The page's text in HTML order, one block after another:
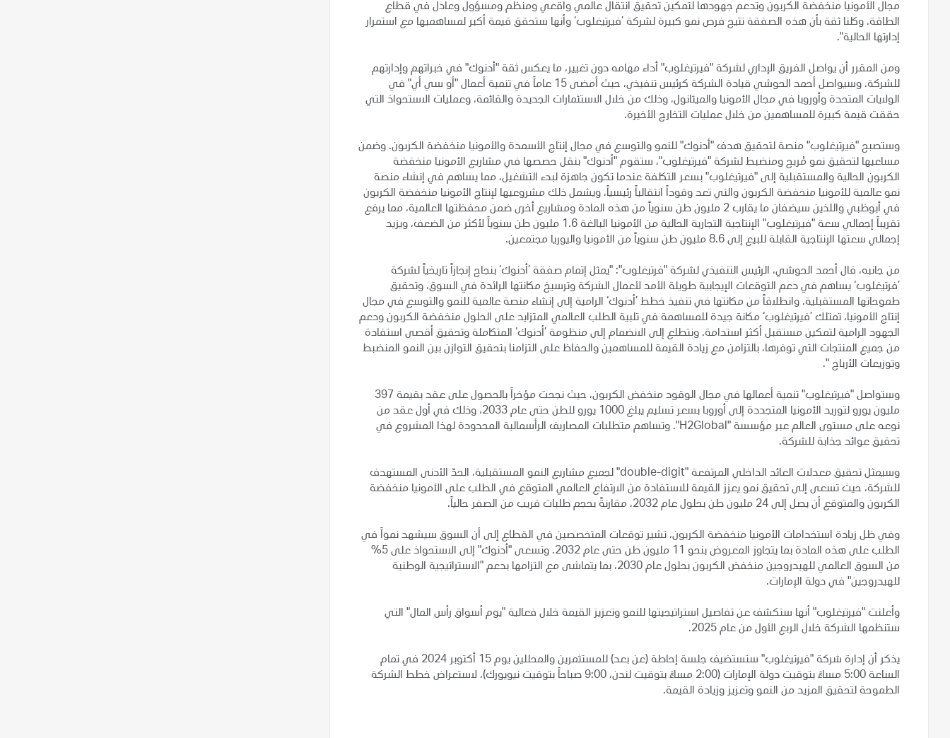
مجال الأمونيا منخفضة الكربون وتدعم جهودها لتمكين تحقيق انتقال عالمي واقعي ومنظم ومسؤول وعادل في قطاع
الطاقة. وكلنا ثقة بأن هذه الصفقة تتيح فرص نمو كبيرة لشركة ’فيرتيغلوب‘ وأنها ستحقق قيمة أكبر لمساهميها مع استمرار
إدارتها الحالية".
ومن المقرر أن يواصل الفريق الإداري لشركة "فيرتيغلوب" أداء مهامه دون تغيير، ما يعكس ثقة "أدنوك" في خبراتهم وإدارتهم
للشركة. وسيواصل أحمد الحوشي قيادة الشركة كرئيس تنفيذي، حيث أمضى 15 عاماً في تنمية أعمال "أو سي أي" في
الولايات المتحدة وأوروبا في مجال الأمونيا والميثانول، وذلك من خلال الاستثمارات الجديدة والقائمة، وعمليات الاستحواذ التي
حققت قيمة كبيرة للمساهمين من خلال عمليات التخارج الأخيرة.
وستصبح "فيرتيغلوب" منصة لتحقيق هدف "أدنوك" للنمو والتوسع في مجال إنتاج الأسمدة والأمونيا منخفضة الكربون. وضمن
مساعيها لتحقيق نمو مُربح ومنضبط لشركة "فيرتيغلوب"، ستقوم "أدنوك" بنقل حصصها في مشاريع الأمونيا منخفضة
الكربون الحالية والمستقبلية إلى "فيرتيغلوب" بسعر التكلفة عندما تكون جاهزة لبدء التشغيل، مما يساهم في إنشاء منصة
نمو عالمية للأمونيا منخفضة الكربون والتي تعد وقوداً انتقالياً رئيسياً، ويشمل ذلك مشروعيها لإنتاج الأمونيا منخفضة الكربون
في أبوظبي واللذين سيضفان ما يقارب 2 مليون طن سنوياً من هذه المادة ومشاريع أخرى ضمن محفظتها العالمية، مما يرفع
تقريباً إجمالي سعة "فيرتيغلوب" الإنتاجية التجارية الحالية من الأمونيا البالغة 1.6 مليون طن سنوياً لأكثر من الضعف، ويزيد
إجمالي سعتها الإنتاجية القابلة للبيع إلى 8.6 مليون طن سنوياً من الأمونيا واليوريا مجتمعين.
من جانبه، قال أحمد الحوشي، الرئيس التنفيذي لشركة "فرتيغلوب": "يمثل إتمام صفقة ’أدنوك‘ بنجاح إنجازاً تاريخياً لشركة
’فرتيغلوب‘ يساهم في دعم التوقعات الإيجابية طويلة الأمد لأعمال الشركة وترسيخ مكانتها الرائدة في السوق، وتحقيق
طموحاتها المستقبلية. وانطلاقاً من مكانتها في تنفيذ خطط ’أدنوك‘ الرامية إلى إنشاء منصة عالمية للنمو والتوسع في مجال
إنتاج الأمونيا، تمتلك ’فيرتيغلوب‘ مكانة جيدة للمساهمة في تلبية الطلب العالمي المتزايد على الحلول منخفضة الكربون ودعم
الجهود الرامية لتمكين مستقبل أكثر استدامة. ونتطلع إلى الانضمام إلى منظومة ’أدنوك‘ المتكاملة وتحقيق أقصى استفادة
من جميع المنتجات التي توفرها، بالتزامن مع زيادة القيمة للمساهمين والحفاظ على التزامنا بتحقيق التوازن بين النمو المنضبط
وتوزيعات الأرباح ".
وستواصل "فيرتيغلوب" تنمية أعمالها في مجال الوقود منخفض الكربون، حيث نجحت مؤخراً بالحصول على عقد بقيمة 397
مليون يورو لتوريد الأمونيا المتجددة إلى أوروبا بسعر تسليم يبلغ 1000 يورو للطن حتى عام 2033، وذلك في أول عقد من
نوعه على مستوى العالم عبر مؤسسة "H2Global". وتساهم متطلبات المصاريف الرأسمالية المحدودة لهذا المشروع في
تحقيق عوائد جذابة للشركة.
وسيمثل تحقيق معدلات العائد الداخلي المرتفعة "double-digit" لجميع مشاريع النمو المستقبلية، الحدّ الأدنى المستهدف
للشركة، حيث تسعى إلى تحقيق نمو يعزز القيمة للاستفادة من الارتفاع العالمي المتوقع في الطلب على الأمونيا منخفضة
الكربون والمتوقع أن يصل إلى 24 مليون طن بحلول عام 2032، مقارنةً بحجم طلبات قريب من الصفر حالياً.
وفي ظل زيادة استخدامات الأمونيا منخفضة الكربون، تشير توقعات المتخصصين في القطاع إلى أن السوق سيشهد نمواً في
الطلب على هذه المادة بما يتجاوز المعروض بنحو 11 مليون طن حتى عام 2032. وتسعى "أدنوك" إلى الاستحواذ على 5%
من السوق العالمي للهيدروجين منخفض الكربون بحلول عام 2030، بما يتماشى مع التزامها بدعم "الاستراتيجية الوطنية
للهيدروجين" في دولة الإمارات.
وأعلنت "فيرتيغلوب" أنها ستكشف عن تفاصيل استراتيجيتها للنمو وتعزيز القيمة خلال فعالية "يوم أسواق رأس المال" التي
ستنظمها الشركة خلال الربع الأول من عام 2025.
يذكر أن إدارة شركة "فيرتيغلوب" ستستضيف جلسة إحاطة (عن بعد) للمستثمرين والمحللين يوم 15 أكتوبر 2024 في تمام
الساعة 5:00 مساءً بتوقيت دولة الإمارات (2:00 مساءً بتوقيت لندن، 9:00 صباحاً بتوقيت نيويورك)، لاستعراض خطط الشركة
الطموحة لتحقيق المزيد من النمو وتعزيز وزيادة القيمة.